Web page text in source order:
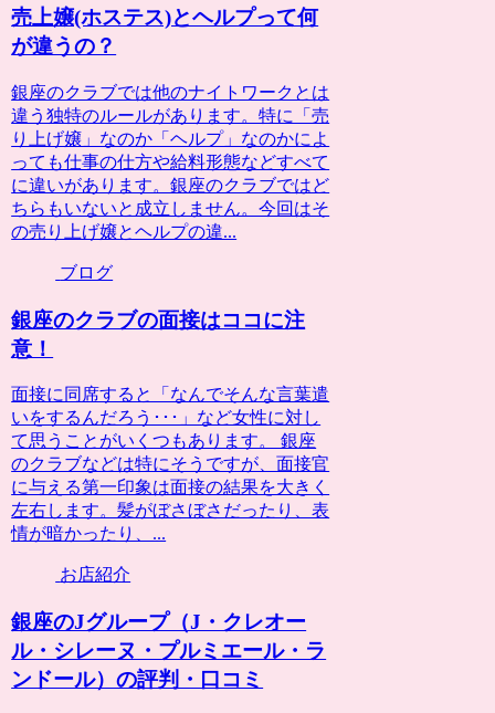
売上嬢(ホステス)とヘルプって何
が違うの？
銀座のクラブでは他のナイトワークとは
違う独特のルールがあります。特に「売
り上げ嬢」なのか「ヘルプ」なのかによ
っても仕事の仕方や給料形態などすべて
に違いがあります。銀座のクラブではど
ちらもいないと成立しません。今回はそ
の売り上げ嬢とヘルプの違...
ブログ
銀座のクラブの面接はココに注
意！
面接に同席すると「なんでそんな言葉遣
いをするんだろう･･･」など女性に対し
て思うことがいくつもあります。 銀座
のクラブなどは特にそうですが、面接官
に与える第一印象は面接の結果を大きく
左右します。髪がぼさぼさだったり、表
情が暗かったり、...
お店紹介
銀座のJグループ（J・クレオー
ル・シレーヌ・プルミエール・ラ
ンドール）の評判・口コミ